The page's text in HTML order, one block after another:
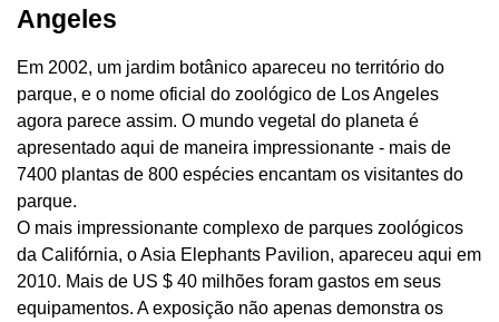
Angeles
Em 2002, um jardim botânico apareceu no território do
parque, e o nome oficial do zoológico de Los Angeles
agora parece assim. O mundo vegetal do planeta é
apresentado aqui de maneira impressionante - mais de
7400 plantas de 800 espécies encantam os visitantes do
parque.
O mais impressionante complexo de parques zoológicos
da Califórnia, o Asia Elephants Pavilion, apareceu aqui em
2010. Mais de US $ 40 milhões foram gastos em seus
equipamentos. A exposição não apenas demonstra os